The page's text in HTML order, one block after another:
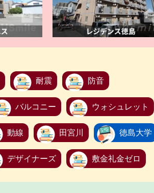
耐震 防音
バルコニー ウォシュレット
動線 田宮川 徳島大学
デザイナーズ 敷金礼金ゼロ